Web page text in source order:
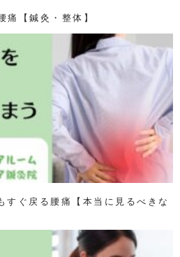
【鍼灸・整体】
ぐ戻る腰痛【本当に見るべきな